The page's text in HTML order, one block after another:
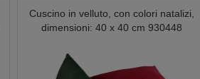
Cuscino in velluto, con colori natalizi,
dimensioni: 40 x 40 cm 930448